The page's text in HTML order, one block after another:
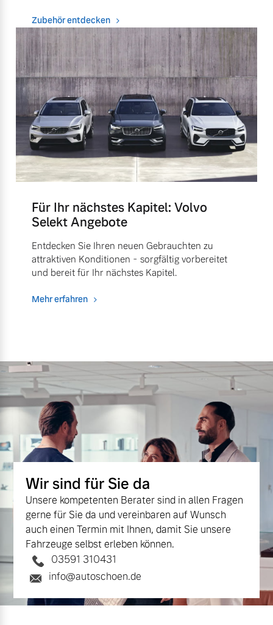
Zubehör entdecken
Für Ihr nächstes Kapitel: Volvo
Selekt Angebote
Entdecken Sie Ihren neuen Gebrauchten zu
attraktiven Konditionen - sorgfältig vorbereitet
und bereit für Ihr nächstes Kapitel.
Mehr erfahren
Wir sind für Sie da
Unsere kompetenten Berater sind in allen Fragen
gerne für Sie da und vereinbaren auf Wunsch
auch einen Termin mit Ihnen, damit Sie unsere
Fahrzeuge selbst erleben können.
03591 310431
info@autoschoen.de